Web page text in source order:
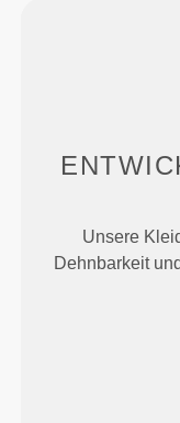
Unsere
Dehnbarkeit